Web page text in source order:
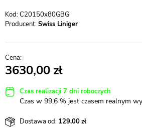
C20150x80GBG
Producent:Swiss Liniger
3630,00
Czas realizacji 7 dni roboczych
Czas w 99,6 % jest czasem realnym
Dostawa od: 129,00